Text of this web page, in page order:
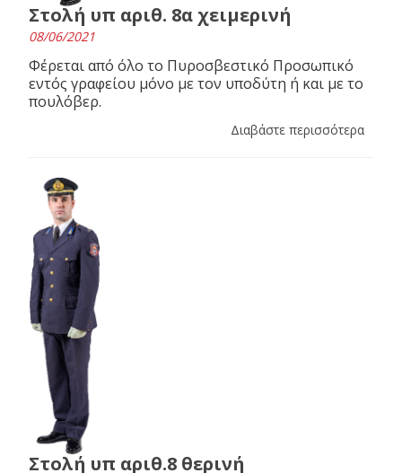
Στολή υπ αριθ. 8α χειμερινή
08/06/2021
Φέρεται από όλο το Πυροσβεστικό Προσωπικό
εντός γραφείου μόνο με τον υποδύτη ή και με το
πουλόβερ.
Διαβάστε περισσότερα
Στολή υπ αριθ.8 θερινή